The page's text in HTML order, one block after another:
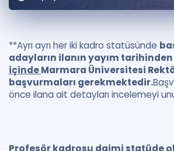
Puan Hesaplama
ÖSYM Sınav Takvimi
Kampanyalar
İngilizce Gramer
**Ayrı ayrı her iki kadro statüsünde
adayların ilanın yayım
içindeMarmara Üniversitesi
başvurmaları gerekmektedir.
önce ilana ait detayları incelemeyi
Profesör kadrosu daimi statüde